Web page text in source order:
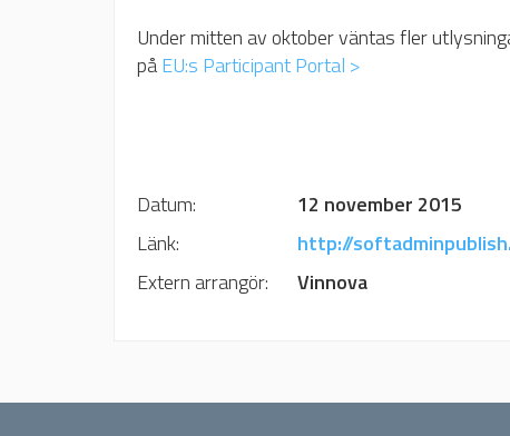
Under mitten av oktober väntas fler
påEU:s Participant Portal >
12 november 2015
http://
Vinnova